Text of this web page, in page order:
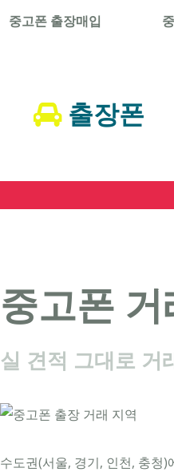
출장폰
중고폰 출장매입
중고폰 거
실 견적 그대로 거
수도권(서울, 경기, 인천, 충청)